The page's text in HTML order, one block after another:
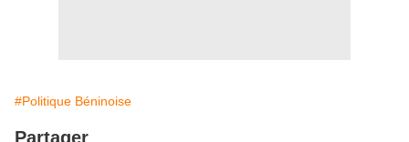
#Politique Béninoise
Partager